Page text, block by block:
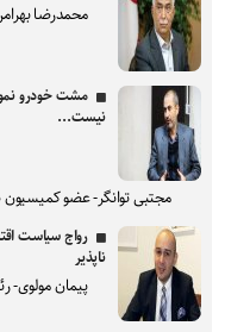
محمدرضا
مشت خودرو
نیست...
مجتبی توانگر- عضو
رواج سیاست
ناپذیر
پیمان مولوی-